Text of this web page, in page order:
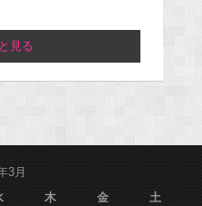
見る
3月
木 金 土